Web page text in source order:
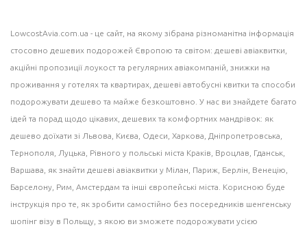
LowcostAvia.com.ua - це сайт, на якому зібрана різноманітна інформація
стосовно дешевих подорожей Європою та світом: дешеві авіаквитки
акційні пропозиції лоукост та регулярних авіакомпаній, знижки на
проживання у готелях та квартирах, дешеві автобусні квитки та способи
подорожувати дешево та майже безкоштовно. У нас ви знайдете багато
ідей та порад щодо цікавих, дешевих та комфортних мандрівок: як
дешево доїхати зі Львова, Києва, Одеси, Харкова, Дніпропетровська,
Тернополя, Луцька, Рівного у польські міста Краків , Вроцлав, Гданськ
Варшава , як знайти дешеві авіаквитки у Мілан , Париж, Берлін, Венецію,
Барселону , Рим, Амстердам та інші європейські міста. Корисною буде
інструкція про те, як зробити самостійно без посередників шенгенську
шопінг візу в Польщу, з якою ви зможете подорожувати усією